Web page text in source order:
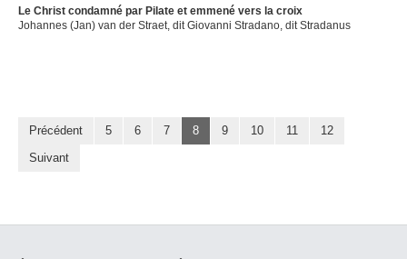
Ecole espagnole du nord
Ecole française
Ecole française
Le Christ condamné par Pilate et emmené vers la croix
Johannes (Jan) van der Straet, dit Giovanni Stradano, dit Stradanus
Précédent 5 6 7 8 9 10 11
12
Suivant